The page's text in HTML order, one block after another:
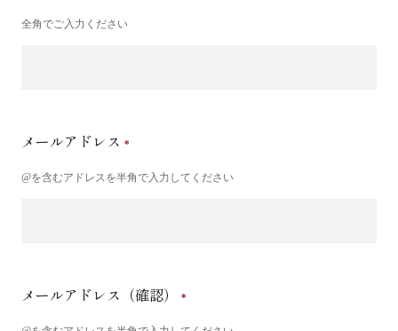
全角でご入力ください
メールアドレス
@を含むアドレスを半角で入力してください
メールアドレス（確認）